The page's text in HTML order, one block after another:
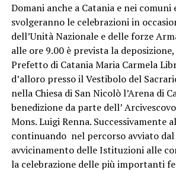
Domani anche a Catania e nei comuni
svolgeranno le celebrazioni in
dell’Unità Nazionale e delle forze
alle ore 9.00 è prevista la
Prefetto di Catania Maria Carmela
d’alloro presso il Vestibolo del
nella Chiesa di San Nicolò l’Arena di
benedizione da parte dell’
Mons. Luigi Renna. Successivamente
continuando nel percorso avviato
avvicinamento delle Istituzioni alle
la celebrazione delle più importanti